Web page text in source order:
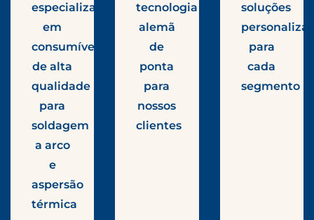
especializados
em
consumíveis
de alta
qualidade
para
soldagem
a arco
e
aspersão
térmica
tecnologia
alemã
de
ponta
para
nossos
clientes
soluções
para
cada
segmento